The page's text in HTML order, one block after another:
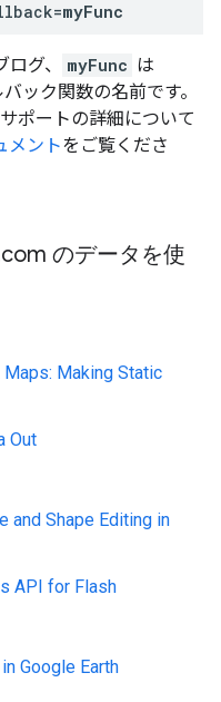
myFunc
グ、 myFunc は
ック関数の名前です。
ポートの詳細について
メントをご覧くださ